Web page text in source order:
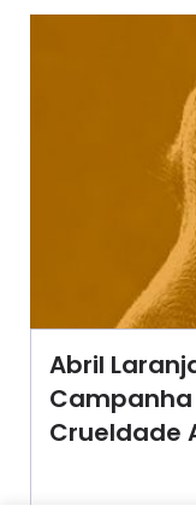
Abril
Crueldade